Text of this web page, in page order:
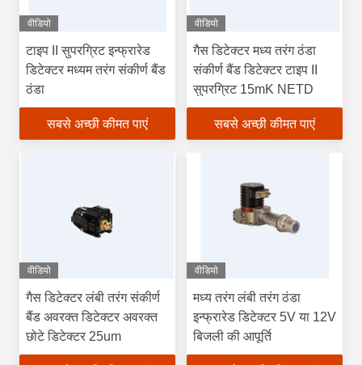
वीडियो
टाइप II सुपरग्रिट इन्फ्रारेड
डिटेक्टर मध्यम तरंग संकीर्ण बैंड
ठंडा
सबसे अच्छी कीमत पाएं
वीडियो
गैस डिटेक्टर मध्य तरंग ठंडा
संकीर्ण बैंड डिटेक्टर टाइप II
सुपरग्रिट 15mK NETD
सबसे अच्छी कीमत पाएं
वीडियो
गैस डिटेक्टर लंबी तरंग संकीर्ण
बैंड अवरक्त डिटेक्टर अवरक्त
छोटे डिटेक्टर 25um
वीडियो
मध्य तरंग लंबी तरंग ठंडा
इन्फ्रारेड डिटेक्टर 5V या 12V
बिजली की आपूर्ति